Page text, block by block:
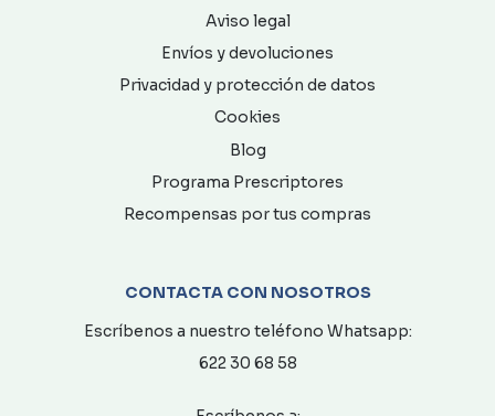
Aviso legal
Envíos y devoluciones
Privacidad y protección de datos
Cookies
Blog
Programa Prescriptores
Recompensas por tus compras
CONTACTA CON NOSOTROS
Escríbenos a nuestro teléfono Whatsapp:
622 30 68 58